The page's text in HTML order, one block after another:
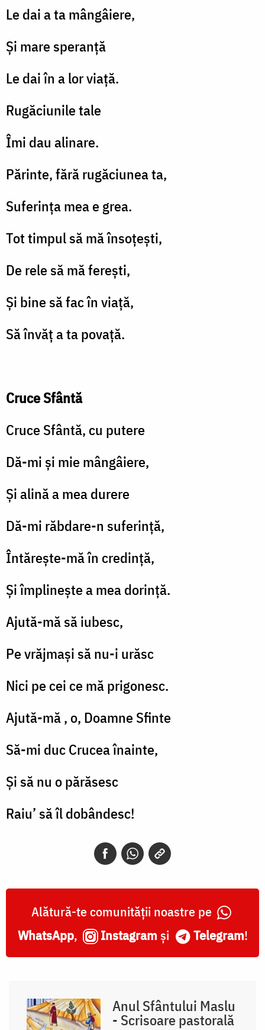
Le dai a ta mângâiere,
Și mare speranță
Le dai în a lor viață.
Rugăciunile tale
Îmi dau alinare.
Părinte, fără rugăciunea ta,
Suferința mea e grea.
Tot timpul să mă însoțești,
De rele să mă ferești,
Și bine să fac în viață,
Să învăț a ta povață.
Cruce Sfântă
Cruce Sfântă, cu putere
Dă-mi și mie mângâiere,
Și alină a mea durere
Dă-mi răbdare-n suferință,
Întărește-mă în credință,
Și împlinește a mea dorință.
Ajută-mă să iubesc,
Pe vrăjmași să nu-i urăsc
Nici pe cei ce mă prigonesc.
Ajută-mă , o, Doamne Sfinte
Să-mi duc Crucea înainte,
Și să nu o părăsesc
Raiu’ să îl dobândesc!
Alătură-te comunității noastre pe
WhatsApp, Instagram și Telegram!
Anul Sfântului Maslu
- Scrisoare pastorală